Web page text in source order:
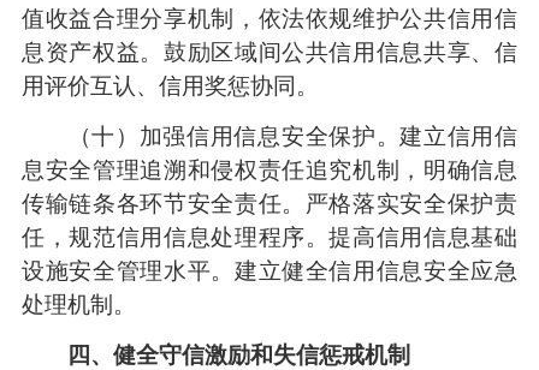
值收益合理分享机制，依法依规维护公共信用信
息资产权益。鼓励区域间公共信用信息共享、信
用评价互认、信用奖惩协同。
（十）加强信用信息安全保护。建立信用信
息安全管理追溯和侵权责任追究机制，明确信息
传输链条各环节安全责任。严格落实安全保护责
任，规范信用信息处理程序。提高信用信息基础
设施安全管理水平。建立健全信用信息安全应急
处理机制。
四、健全守信激励和失信惩戒机制